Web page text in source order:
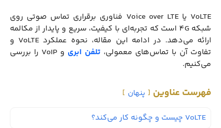
VoLTE یا Voice over LTE فناوری برقراری تماس صوتی روی
شبکه 4G است که تجربه‌ای با کیفیت، سریع و پایدار از مکالمه
ارائه می‌دهد. در ادامه این مقاله، نحوه عملکرد VoLTE و
تفاوت آن با تماس‌های معمولی، تلفن ابری
و VoIP را بررسی
می‌کنیم.
فهرست عناوین پنهان
VoLTE چیست و چگونه کار می‌کند؟